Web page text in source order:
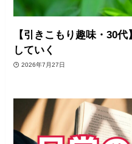
【引きこもり趣味・30
していく
2026年7月27日